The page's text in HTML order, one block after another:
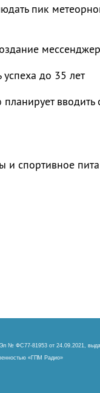
пик
успеха до 35 лет
вводить
и спортивное
№ ФС77-81953 от 24.09.2021,
«ГПМ Радио»